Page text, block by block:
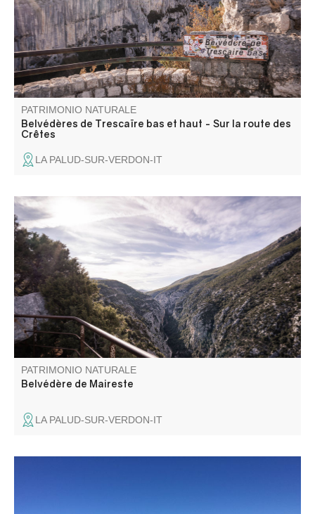
rocheuses, en rive gauche, qui ont donnés leurs nom à
ces belvédères.
PATRIMONIO NATURALE
Belvédères de Trescaïre bas et haut - Sur la route des
Crêtes
LA PALUD-SUR-VERDON-IT
Situé sur la route entre Moustiers-Sainte-Marie et la
Palud-sur-Verdon, en rive droite, le belvédère de Maireste
offre un beau point de vue sur les Gorges.
PATRIMONIO NATURALE
Belvédère de Maireste
LA PALUD-SUR-VERDON-IT